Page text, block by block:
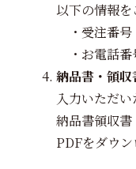
以下の情報
・受注番号
・お電話番
納品書・領
入力いただい
納品書領収書
PDFをダウン